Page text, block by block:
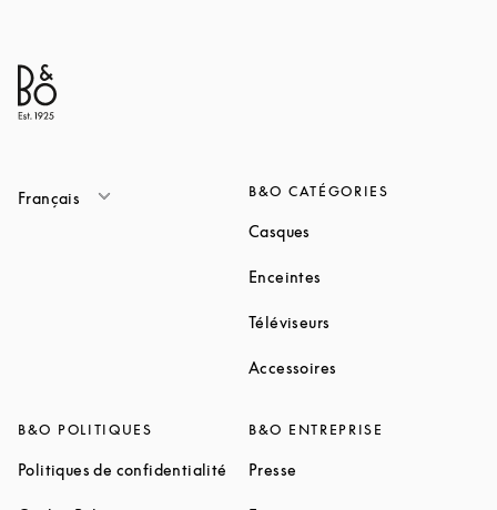
Français B&O CATÉGORIES
Casques
Enceintes
Téléviseurs
Accessoires
B&O POLITIQUES
Politiques de confidentialité Link Opens in New Tab
B&O ENTREPRISE
Presse